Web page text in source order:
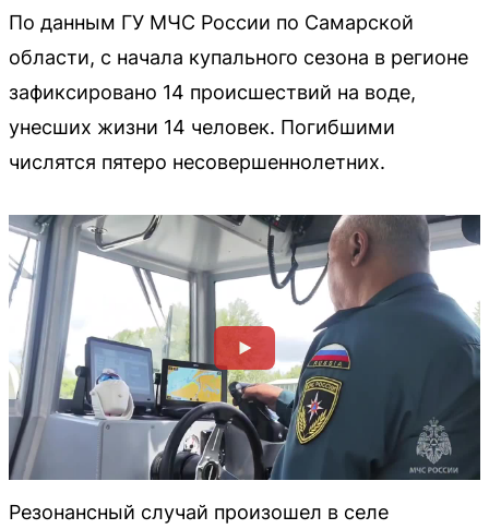
По данным ГУ МЧС России по Самарской
области, с начала купального сезона в регионе
зафиксировано 14 происшествий на воде,
унесших жизни 14 человек. Погибшими
числятся пятеро несовершеннолетних.
Резонансный случай произошел в селе